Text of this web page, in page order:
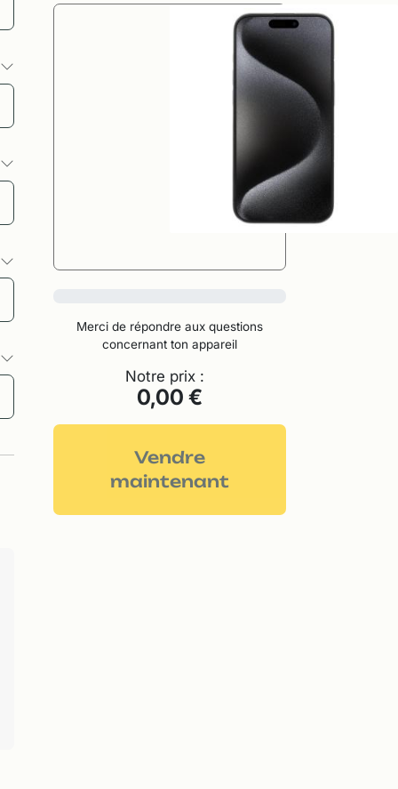
Merci de répondre aux questions
concernant ton appareil
Notre prix :
0,00 €
Vendre
maintenant